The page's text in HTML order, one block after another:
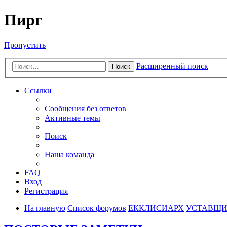
Пирг
Пропустить
Поиск Расширенный поиск
Ссылки
Сообщения без ответов
Активные темы
Поиск
Наша команда
FAQ
Вход
Регистрация
На главную Список форумов ЕККЛИСИАРХ